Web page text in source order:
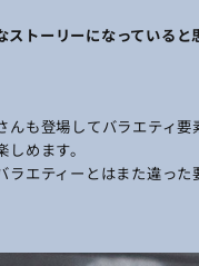
トーリーになっていると
も登場してバラエティ要
めます。
エティーとはまた違った